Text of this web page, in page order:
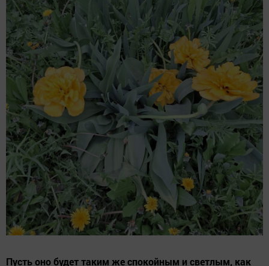
Пусть оно будет таким же спокойным и светлым, как